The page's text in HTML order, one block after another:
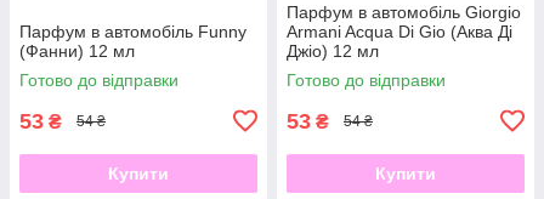
Парфум в автомобіль Funny
(Фанни) 12 мл
Готово до відправки
53 ₴ 54 ₴
Купити
Парфум в автомобіль Giorgio
Armani Acqua Di Gio (Аква Ді
Джіо) 12 мл
Готово до відправки
53 ₴ 54 ₴
Купити